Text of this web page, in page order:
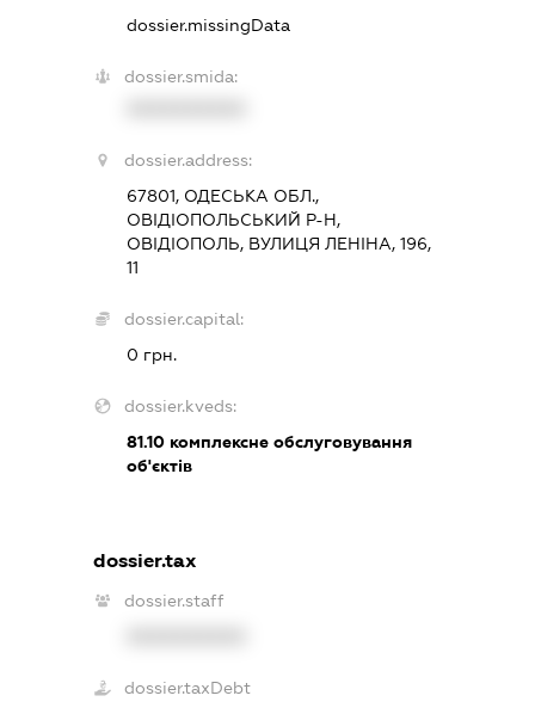
dossier.missingData
dossier.smida:
dossier.address:
67801, ОДЕСЬКА ОБЛ.,
ОВІДІОПОЛЬСЬКИЙ Р-Н,
ОВІДІОПОЛЬ, ВУЛИЦЯ ЛЕНІНА, 196,
11
dossier.capital:
0 грн.
dossier.kveds:
81.10комплексне обслуговування
об'єктів
dossier.tax
dossier.staff
dossier.taxDebt